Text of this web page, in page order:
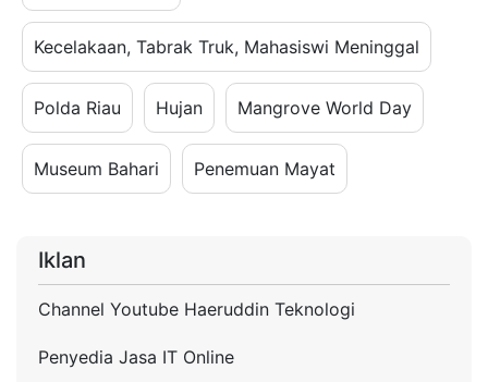
Kecelakaan, Tabrak Truk, Mahasiswi Meninggal
Polda Riau Hujan Mangrove World Day
Museum Bahari Penemuan Mayat
Iklan
Channel Youtube Haeruddin Teknologi
Penyedia Jasa IT Online